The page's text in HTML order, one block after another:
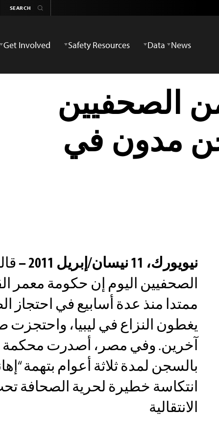
News
Data
Safety Resources
Get Involved
الصحفيين
مدون في
نيويورك، 11 نيسان/إبريل 2011 –
الصحفيين اليوم إن حكومة معمر
ممتدا منذ عدة أسابيع في احتجاز
يغطون النزاع في ليبيا، واحتجزت
آخرين. وفي مصر، أصدرت
بالسجن لمدة ثلاثة أعوام بتهمة
انتكاسة خطيرة لحرية الصحافة
الانتقالية